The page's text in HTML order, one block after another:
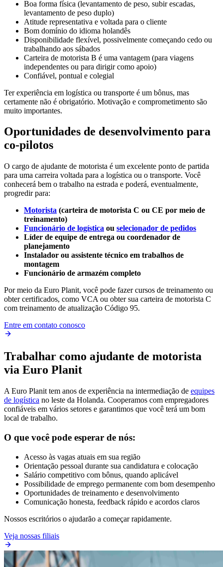
Boa forma física (levantamento de peso, subir escadas,
levantamento de peso duplo)
Atitude representativa e voltada para o cliente
Bom domínio do idioma holandês
Disponibilidade flexível, possivelmente começando cedo ou
trabalhando aos sábados
Carteira de motorista B é uma vantagem (para viagens
independentes ou para dirigir como apoio)
Confiável, pontual e colegial
Ter experiência em logística ou transporte é um bônus, mas
certamente não é obrigatório. Motivação e comprometimento são
muito importantes.
Oportunidades de desenvolvimento para
co-pilotos
O cargo de ajudante de motorista é um excelente ponto de partida
para uma carreira voltada para a logística ou o transporte. Você
conhecerá bem o trabalho na estrada e poderá, eventualmente,
progredir para:
Motorista (carteira de motorista C ou CE por meio de
treinamento)
Funcionário de logística ou selecionador de pedidos
Líder de equipe de entrega ou coordenador de
planejamento
Instalador ou assistente técnico em trabalhos de
montagem
Funcionário de armazém completo
Por meio da Euro Planit, você pode fazer cursos de treinamento ou
obter certificados, como VCA ou obter sua carteira de motorista C
com treinamento de atualização Código 95.
Entre em contato conosco
Trabalhar como ajudante de motorista
via Euro Planit
A Euro Planit tem anos de experiência na intermediação de equipes
de logística no leste da Holanda. Cooperamos com empregadores
confiáveis em vários setores e garantimos que você terá um bom
local de trabalho.
O que você pode esperar de nós:
Acesso às vagas atuais em sua região
Orientação pessoal durante sua candidatura e colocação
Salário competitivo com bônus, quando aplicável
Possibilidade de emprego permanente com bom desempenho
Oportunidades de treinamento e desenvolvimento
Comunicação honesta, feedback rápido e acordos claros
Nossos escritórios o ajudarão a começar rapidamente.
Veja nossas filiais